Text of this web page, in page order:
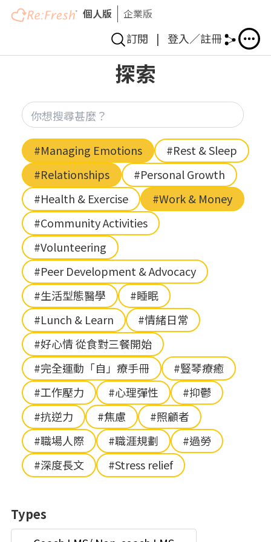
Skip
content
個人版 企業版
訂閱 | 登入／註冊
探索
Hashtag
#Managing Emotions
#Rest & Sleep
#Relationships
#Personal Growth
#Health & Exercise
#Work & Money
#Community Activities
#Volunteering
#Peer Development & Advocacy
#生活型態醫學
#睡眠
#Lunch & Learn
#情緒日常
#好心情 從食對三餐開始
#完全運動「自」療手冊
#豎琴療癒
#工作壓力
#心理彈性
#抑鬱
#抗逆力
#焦慮
#照顧者
#職場人際
#職涯規劃
#過勞
#深度長文
#Stress relief
Types